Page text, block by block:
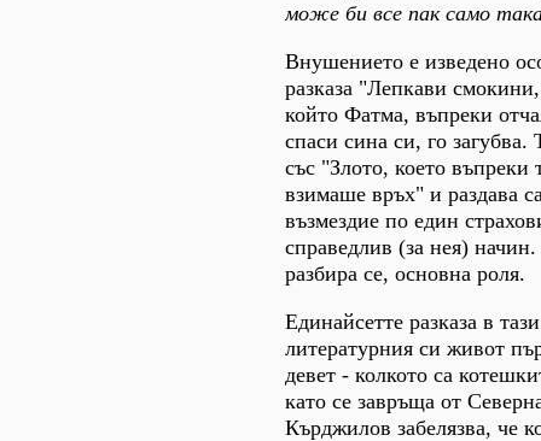
може би все пак само
Внушението е изведено
разказа "Лепкави
който Фатма, въпреки
спаси сина си, го
със "Злото, което въпреки
взимаше връх" и раздава
възмездие по един
справедлив (за нея)
разбира се, основна роля.
Единайсетте разказа в
литературния си живот
девет - колкото са
като се завръща от
Кърджилов забелязва, че